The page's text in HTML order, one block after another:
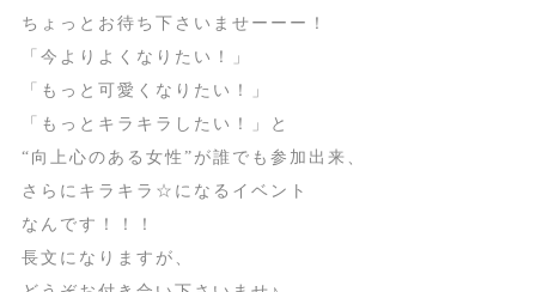
ちょっとお待ち下さいませーーー！
「今よりよくなりたい！」
「もっと可愛くなりたい！」
「もっとキラキラしたい！」と
“向上心のある女性”が誰でも参加出来、
さらにキラキラ☆になるイベント
なんです！！！
長文になりますが、